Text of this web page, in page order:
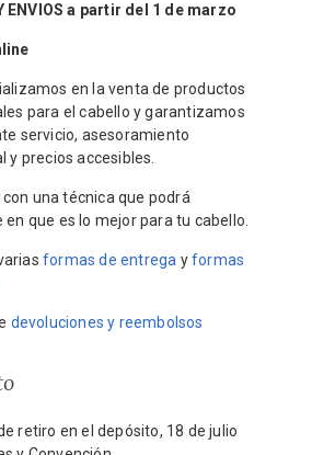
ENVIOS a partir del 1 de marzo
en la venta de productos
para el cabello y garantizamos
servicio, asesoramiento
y precios accesibles.
una técnica que podrá
en que es lo mejor para tu cabello.
formas de entrega yformas
devoluciones y reembolsos
retiro en el depósito, 18 de julio